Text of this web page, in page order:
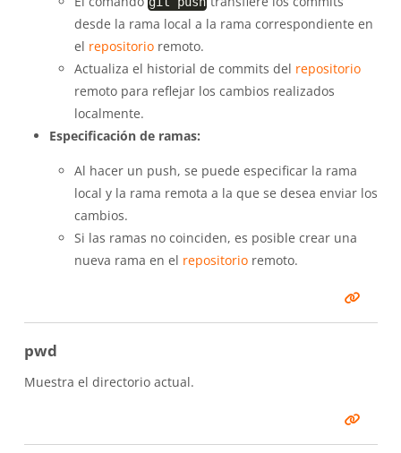
desde la rama local a la rama correspondiente en
el repositorioremoto.
Actualiza el historial de commits del repositorio
remoto para reflejar los cambios realizados
localmente.
Especificación de ramas:
Al hacer un push, se puede especificar la rama
local y la rama remota a la que se desea enviar los
cambios.
Si las ramas no coinciden, es posible crear una
nueva rama en el repositorioremoto.
pwd
Muestra el directorio actual.